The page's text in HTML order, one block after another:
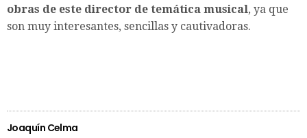
obras de este director de temática musical, ya que
son muy interesantes, sencillas y cautivadoras.
Joaquín Celma